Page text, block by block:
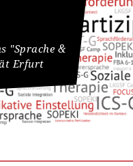
"Sprache &
Erfurt